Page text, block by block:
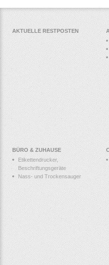
AKTUELLE RESTPOSTEN
BÜRO & ZUHAUSE
Etikettendrucker,
Beschriftungsgeräte
Nass- und Trockensauger